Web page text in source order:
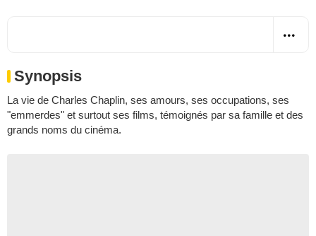
Synopsis
La vie de Charles Chaplin, ses amours, ses occupations, ses
"emmerdes" et surtout ses films, témoignés par sa famille et des
grands noms du cinéma.